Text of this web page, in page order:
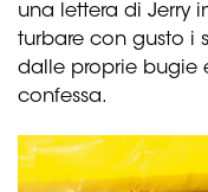
una lettera di Jerry
turbare con gusto i
dalle proprie bugie
confessa.